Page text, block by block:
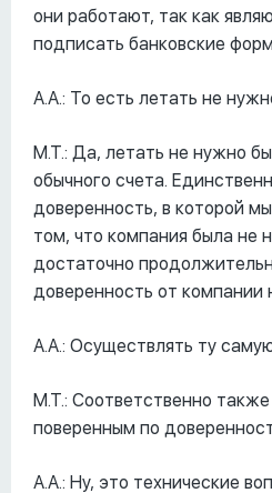
они работают, так как
подписать банковские
А.А.: То есть летать не
М.Т.: Да, летать не нужно
обычного счета.
доверенность, в которой
том, что компания была не
достаточно
доверенность от компании
А.А.: Осуществлять ту
М.Т.: Соответственно
поверенным по
А.А.: Ну, это технические